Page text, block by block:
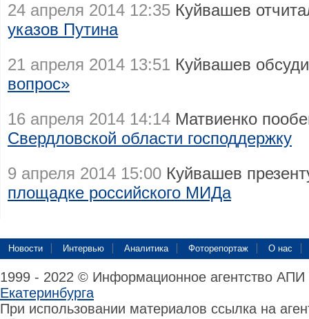
24 апреля 2014 12:35 Куйвашев
указов Путина
21 апреля 2014 13:51 Куйвашев
вопрос»
16 апреля 2014 14:14 Матвиенко
Свердловской области господдержку
9 апреля 2014 15:00 Куйвашев
площадке российского МИДа
Новости Интервью Аналитика Фоторепортаж О нас
1999 - 2022 © Информационное агентство
Екатеринбурга
При использовании материалов ссылка на